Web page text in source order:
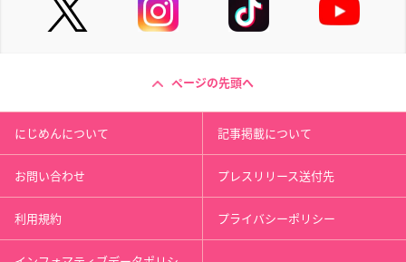
ページの先頭へ
にじめんについて 記事掲載について
お問い合わせ プレスリリース送付先
利用規約 プライバシーポリシー